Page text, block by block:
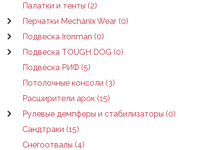
Палатки и тенты (2)
Перчатки Mechanix Wear (0)
Подвеска Ironman (0)
Подвеска TOUGH DOG (0)
Подвеска РИФ (5)
Потолочные консоли (3)
Расширители арок (15)
Рулевые демпферы и стабилизаторы (0)
Сандтраки (15)
Снегоотвалы (4)